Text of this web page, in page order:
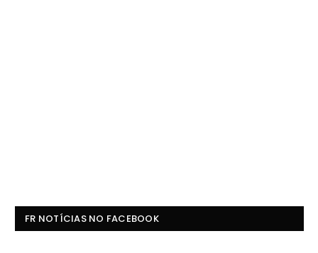
FR NOTÍCIAS NO FACEBOOK